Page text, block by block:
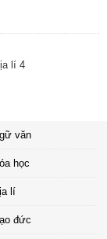
lí 4
văn
học
lí
đức